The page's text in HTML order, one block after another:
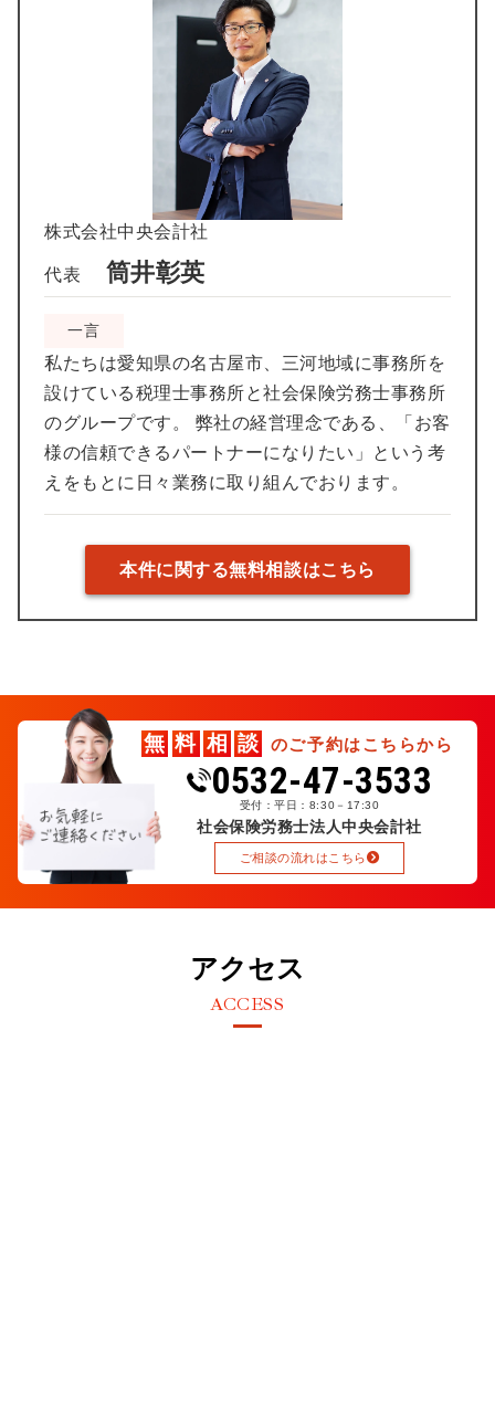
株式会社中央会計社
代表 筒井彰英
一言
私たちは愛知県の名古屋市、三河地域に事務所を
設けている税理士事務所と社会保険労務士事務所
のグループです。 弊社の経営理念である、「お客
様の信頼できるパートナーになりたい」という考
えをもとに日々業務に取り組んでおります。
本件に関する無料相談はこちら
無 料 相 談 のご予約はこちらから
0532-47-3533
受付：平日：8:30－17:30
社会保険労務士法人中央会計社
ご相談の流れはこちら
アクセス
ACCESS